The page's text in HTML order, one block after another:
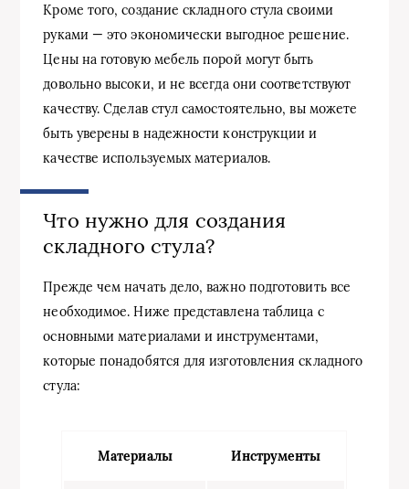
Кроме того, создание складного стула своими
руками — это экономически выгодное решение.
Цены на готовую мебель порой могут быть
довольно высоки, и не всегда они соответствуют
качеству. Сделав стул самостоятельно, вы можете
быть уверены в надежности конструкции и
качестве используемых материалов.
Что нужно для создания
складного стула?
Прежде чем начать дело, важно подготовить все
необходимое. Ниже представлена таблица с
основными материалами и инструментами,
которые понадобятся для изготовления складного
стула:
Материалы Инструменты